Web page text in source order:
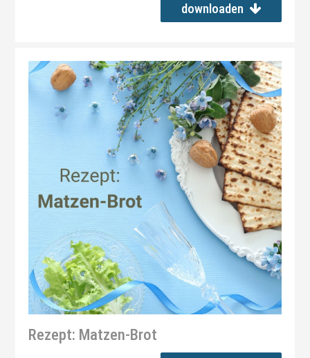
downloaden
Rezept: Matzen-Brot